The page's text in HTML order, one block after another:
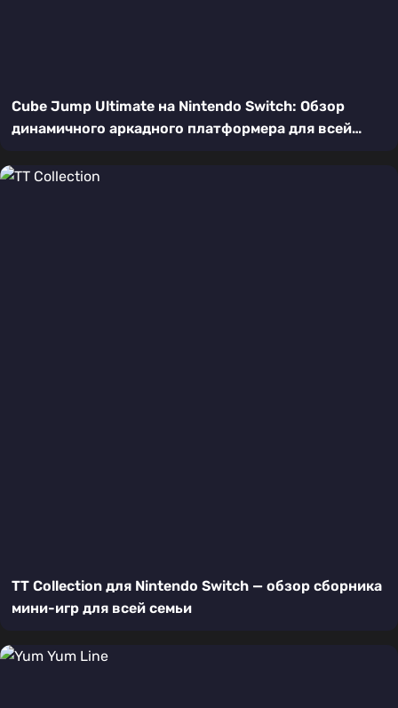
Cube Jump Ultimate на Nintendo Switch: Обзор
динамичного аркадного платформера для всей
TT Collection для Nintendo Switch — обзор сборника
мини-игр для всей семьи